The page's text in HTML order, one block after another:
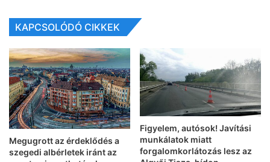
KAPCSOLÓDÓ CIKKEK
Megugrott az érdeklődés a
szegedi albérletek iránt az
Figyelem, autósok! Javítási
munkálatok miatt
forgalomkorlátozás lesz az